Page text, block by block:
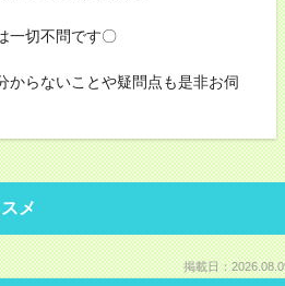
一切不問です〇
からないことや疑問点も是非お伺
メ
掲載日：